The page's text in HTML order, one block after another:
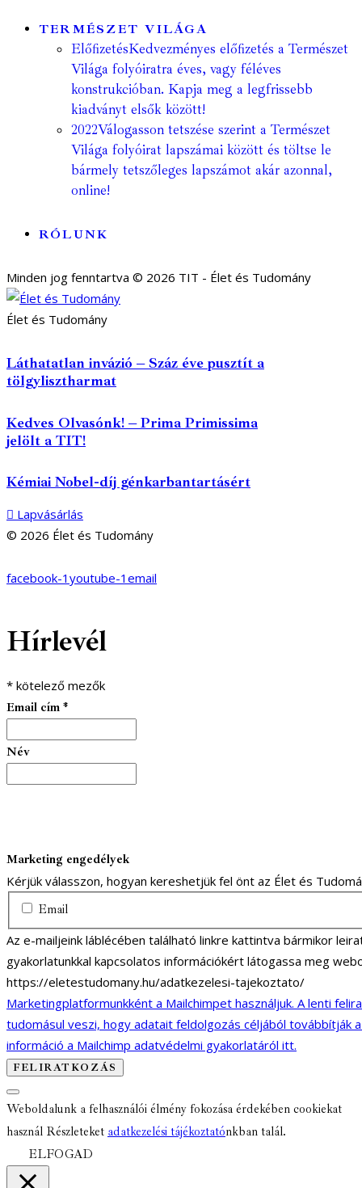
TERMÉSZET VILÁGA
ElőfizetésKedvezményes előfizetés a Természet
Világa folyóiratra éves, vagy féléves
konstrukcióban. Kapja meg a legfrissebb
kiadványt elsők között!
2022Válogasson tetszése szerint a Természet
Világa folyóirat lapszámai között és töltse le
bármely tetszőleges lapszámot akár azonnal,
online!
RÓLUNK
Minden jog fenntartva © 2026 TIT - Élet és Tudomány
Élet és Tudomány
Láthatatlan invázió – Száz éve pusztít a
tölgylisztharmat
Kedves Olvasónk! – Prima Primissima
jelölt a TIT!
Kémiai Nobel-díj génkarbantartásért
Lapvásárlás
© 2026 Élet és Tudomány
facebook-1 youtube-1 email
Hírlevél
* kötelező mezők
Email cím *
Név
Marketing engedélyek
Kérjük válasszon, hogyan kereshetjük fel önt az Élet és
Email
Az e-mailjeink láblécében található linkre kattintva bármikor
gyakorlatunkkal kapcsolatos információkért látogassa meg
https://eletestudomany.hu/adatkezelesi-tajekoztato/
Marketingplatformunkként a Mailchimpet használjuk. A lenti
tudomásul veszi, hogy adatait feldolgozás céljából továbbítják
információ a Mailchimp adatvédelmi gyakorlatáról itt.
Weboldalunk a felhasználói élmény fokozása érdekében cookiekat
használ Részleteket adatkezelési tájékoztatónkban talál.
ELFOGAD